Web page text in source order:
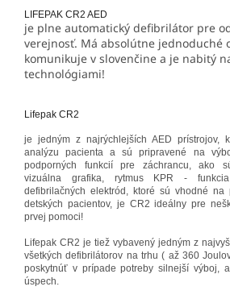
LIFEPAK CR2 AED
je plne automatický defibrilátor pre
verejnosť. Má absolútne jednoduché
komunikuje v slovenčine a je nabitý
technológiami!
Lifepak CR2
je jedným z najrýchlejších AED prístrojov,
analýzu pacienta a sú pripravené na
podporných funkcií pre záchrancu, ako
vizuálna grafika, rytmus KPR -
defibrilačných elektród, ktoré sú vhodné
detských pacientov, je CR2 ideálny pre
prvej pomoci!
Lifepak CR2 je tiež vybavený jedným z
všetkých defibrilátorov na trhu ( až 360
poskytnúť v prípade potreby silnejší výboj,
úspech.